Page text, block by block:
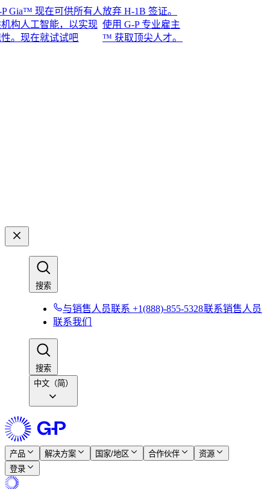
现在可供所有人
工智能，以实现
现在就试试吧​​
放弃 H-1B 签证。
使用 G-P 专业雇主
™ 获取顶尖人才。​​
搜索​​
与销售人员联系 +1(888)-855-5328​​联系销售人员​​
联系我们​​
搜索​​
中文（简）
产品​​ 解决方案​​ 国家/地区​​ 合作伙伴​​
资源​​
登录​​